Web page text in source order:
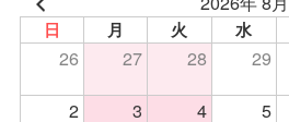
日 月 火 水
26 27 28 29
2
3 4 5